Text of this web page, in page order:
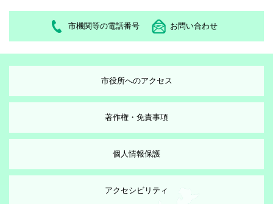
市機関等の電話番号 お問い合わせ
市役所へのアクセス
著作権・免責事項
個人情報保護
アクセシビリティ